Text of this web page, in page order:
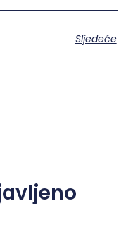
Sljedeće